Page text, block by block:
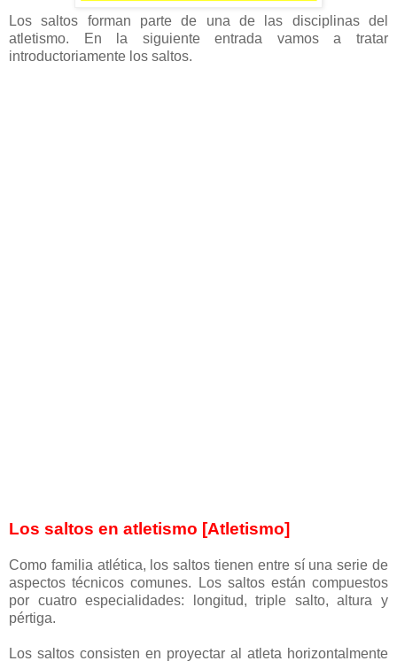
Los saltos forman parte de una de las disciplinas del
atletismo. En la siguiente entrada vamos a tratar
introductoriamente los saltos.
Los saltos en atletismo [Atletismo]
Como familia atlética, los saltos tienen entre sí una serie de
aspectos técnicos comunes. Los saltos están compuestos
por cuatro especialidades: longitud, triple salto, altura y
pértiga.
Los saltos consisten en proyectar al atleta horizontalmente